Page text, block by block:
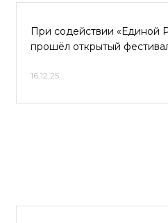
При содействии «Единой
прошёл открытый
16.12.25